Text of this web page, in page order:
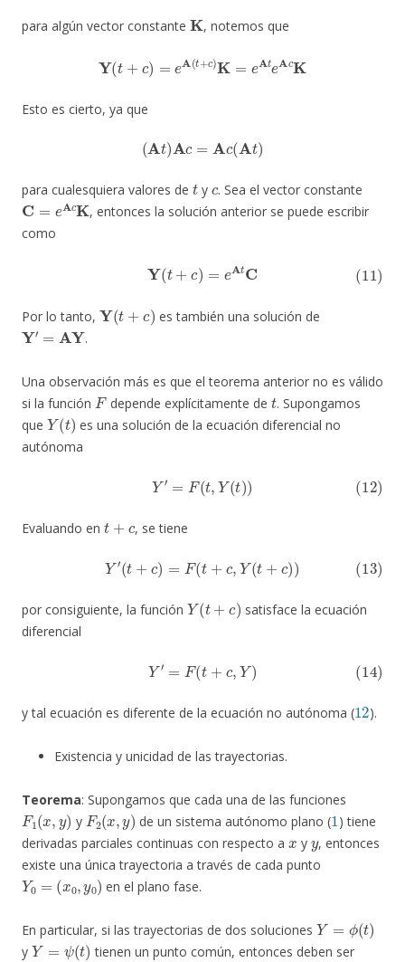
para algún vector constante
K
, notemos que
Y t c) (t+c)K= eA K
Esto es cierto, ya que
(A )Ac Ac (A t)
para cualesquiera valores de y . Sea el vector constante
C=e AcK
, entonces la solución anterior se puede escribir
como
(11) Y + AtC
Por lo tanto,
Y(t+
es también una solución de
Y′= AY
.
Una observación más es que el teorema anterior no es válido
si la función
F
depende explícitamente de
t
. Supongamos
que
Y(t)
es una solución de la ecuación diferencial no
autónoma
(12) ′=F( t,Y(t))
Evaluando en , se tiene
(13) Y′( c)=F t c Y(t+ c
por consiguiente, la función
Y(t
satisface la ecuación
diferencial
(14) Y′=F t c Y)
y tal ecuación es diferente de la ecuación no autónoma (
12
).
Existencia y unicidad de las trayectorias.
Teorema: Supongamos que cada una de las funciones
F1(x,y)
y
F2(x,y)
de un sistema autónomo plano (
1
) tiene
derivadas parciales continuas con respecto a
x
y
y
, entonces
existe una única trayectoria a través de cada punto
Y0=(x0,y 0)
en el plano fase.
En particular, si las trayectorias de dos soluciones
Y= )
y
Y=ψ(t)
tienen un punto común, entonces deben ser